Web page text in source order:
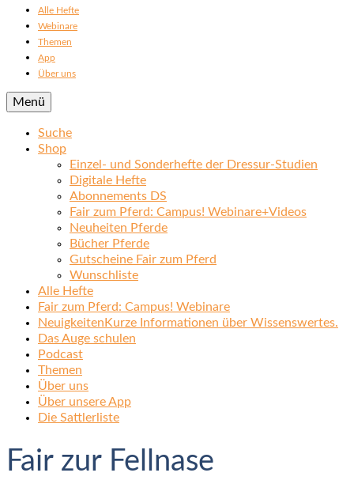
Alle Hefte
Webinare
Themen
App
Über uns
Menü
Suche
Shop
Einzel- und Sonderhefte der Dressur-Studien
Digitale Hefte
Abonnements DS
Fair zum Pferd: Campus! Webinare+Videos
Neuheiten Pferde
Bücher Pferde
Gutscheine Fair zum Pferd
Wunschliste
Alle Hefte
Fair zum Pferd: Campus! Webinare
Neuigkeiten Kurze Informationen über Wissenswertes.
Das Auge schulen
Podcast
Themen
Über uns
Über unsere App
Die Sattlerliste
Fair zur Fellnase